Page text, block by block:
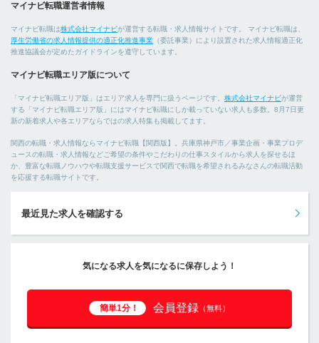
マイナビ転職運営者情報
マイナビ転職は株式会社マイナビが運営する転職・求人情報サイトです。 マイナビ転職は、
厚生労働省の求人情報提供の適正化推進事業 （委託事業）により設置された求人情報適正化
推進協議会が定めたガイドラインを遵守しています。
マイナビ転職エリア版について
「マイナビ転職エリア版」はエリア求人を専門に扱うページです。 株式会社マイナビが運営
する「マイナビ転職エリア版」にはマイナビ転職にしか載っていない求人も多数。8月7日更
新の新着求人や各エリアならではの求人特集も掲載してます。
関西の転職・求人情報ならマイナビ転職【関西版】。兵庫県神戸市／事業企画・事業プロデ
ュースの転職・求人情報などご希望の条件やこだわりの仕事スタイルから求人を探せるほ
か、豊富な転職ノウハウや転職支援サービスで関西で転職を希望されるみなさんの転職活動
を応援する転職サイトです。
最近見た求人を確認する
気になる求人を気になるに保存しよう！
簡単1分！ 会員登録 （無料）